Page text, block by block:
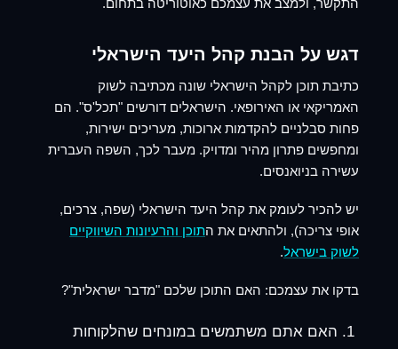
דגש על הבנת קהל היעד הישראלי
כתיבת תוכן לקהל הישראלי שונה מכתיבה לשוק
האמריקאי או האירופאי. הישראלים דורשים "תכל'ס". הם
פחות סבלניים להקדמות ארוכות, מעריכים ישירות,
ומחפשים פתרון מהיר ומדויק. מעבר לכך, השפה העברית
עשירה בניואנסים.
יש להכיר לעומק את קהל היעד הישראלי (שפה, צרכים,
אופי צריכה), ולהתאים את התוכן והרעיונות השיווקיים
לשוק בישראל.
בדקו את עצמכם: האם התוכן שלכם "מדבר ישראלית"?
האם אתם משתמשים במונחים שהלקוחות